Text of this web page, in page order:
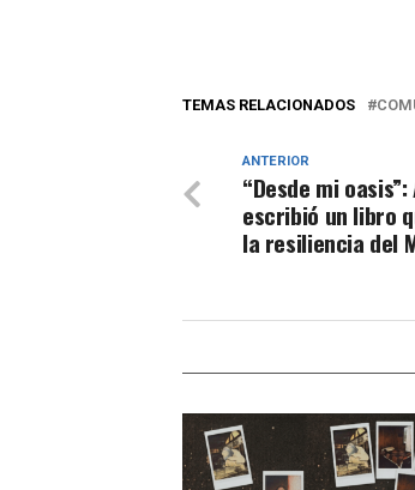
TEMAS RELACIONADOS
ANTERIOR
“Desde mi
escribió un libro
la resiliencia del